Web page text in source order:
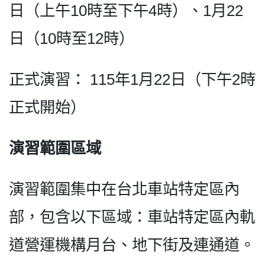
日（上午10時至下午4時）、1月22
日（10時至12時）
正式演習： 115年1月22日（下午2時
正式開始）
演習範圍區域
演習範圍集中在台北車站特定區內
部，包含以下區域：車站特定區內軌
道營運機構月台、地下街及連通道。